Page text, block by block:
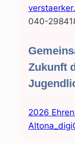
040-
Zukunft
2026